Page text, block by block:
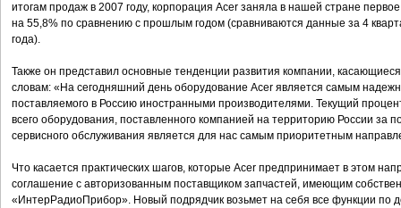
итогам продаж в 2007 году, корпорация Acer заняла в нашей стране
на 55,8% по сравнению с прошлым годом (сравниваются данные за 4
года).
Также он представил основные тенденции развития компании,
словам: «На сегодняшний день оборудование Acer является самым
поставляемого в Россию иностранными производителями. Текущий
всего оборудования, поставленного компанией на территорию России за
сервисного обслуживания является для наc самым приоритетным
Что касается практических шагов, которые Acer предпринимает в этом
соглашение с авторизованным поставщиком запчастей, имеющим
«ИнтерРадиоПрибор». Новый подрядчик возьмет на себя все функции по